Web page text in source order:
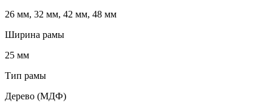
26 мм, 32 мм, 42 мм, 48 мм
Ширина рамы
25 мм
Тип рамы
Дерево (МДФ)